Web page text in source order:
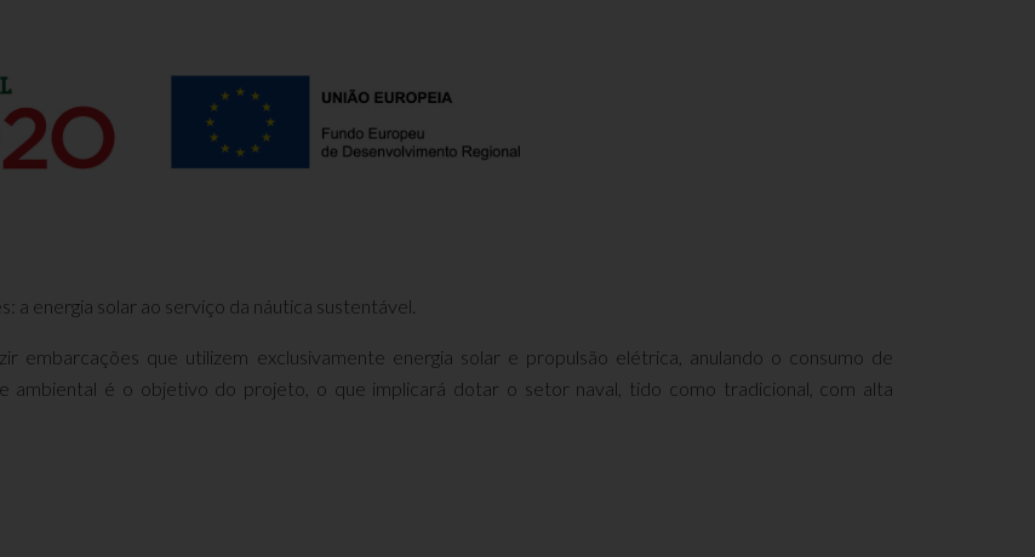
a energia solar ao serviço da náutica sustentável.
embarcações que utilizem exclusivamente energia solar e propulsão elétrica, anulando o consumo de
ambiental é o objetivo do projeto, o que implicará dotar o setor naval, tido como tradicional, com alta